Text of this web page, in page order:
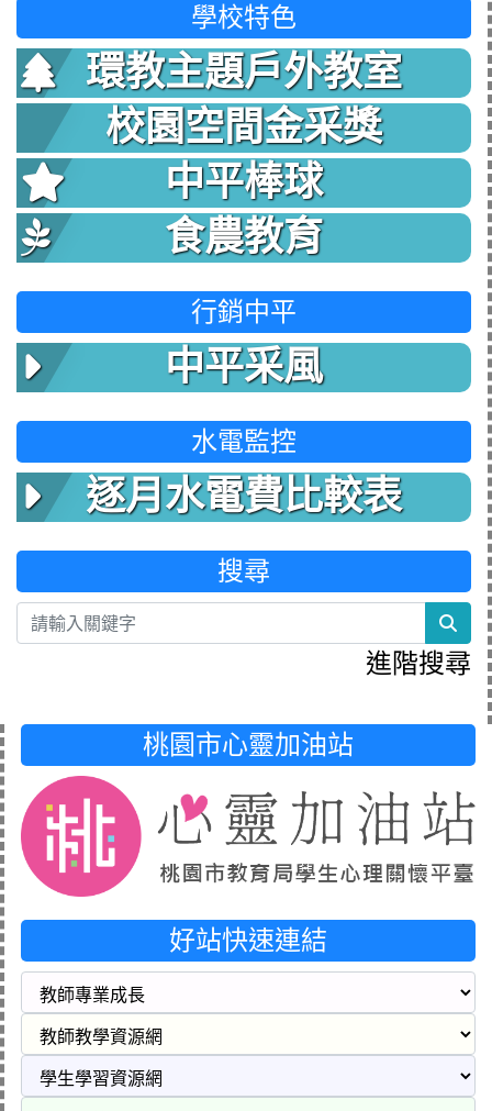
學校特色
環教主題戶外教室
校園空間金采獎
中平棒球
食農教育
行銷中平
中平采風
水電監控
逐月水電費比較表
搜尋
進階搜尋
桃園市心靈加油站
好站快速連結